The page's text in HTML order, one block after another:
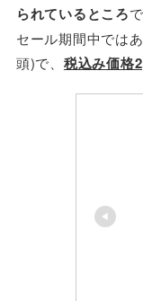
られているところ
セール期間中では
頭)で、 税込み価格